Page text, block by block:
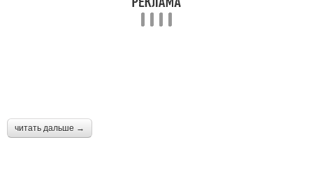
читать дальше →